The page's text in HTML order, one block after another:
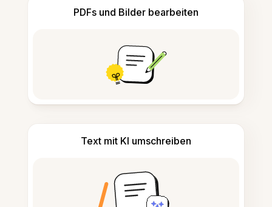
PDFs und Bilder bearbeiten
Text mit KI umschreiben